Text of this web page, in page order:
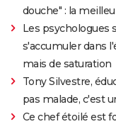
douche" : la
Les psychologues
s'accumuler dans
mais de saturation
Tony Silvestre,
pas malade, c'est
Ce chef étoilé est